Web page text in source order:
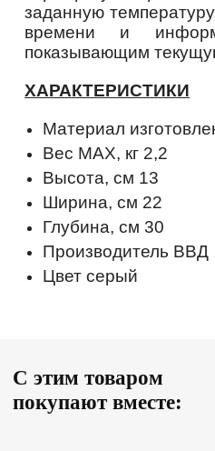
заданную
времени и
показывающим
ХАРАКТЕРИСТИКИ
Материал
Вес МАХ, кг 2,2
Высота, см 13
Ширина, см 22
Глубина, см30
Производитель ВВД
Цветсерый
С этим товаром
покупают вместе: